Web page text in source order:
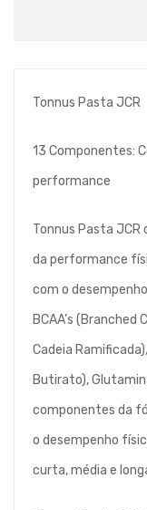
Tonnus Pasta JCR
13 Componentes:
performance
Tonnus Pasta
da performance
com o
BCAA’s (Branched
Cadeia
Butirato),
componentes da
o desempenho
curta, média e